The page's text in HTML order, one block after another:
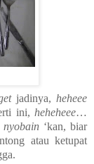
jadinya,heheee
ini, heheheee…
nyobain ‘kan, biar
atau ketupat